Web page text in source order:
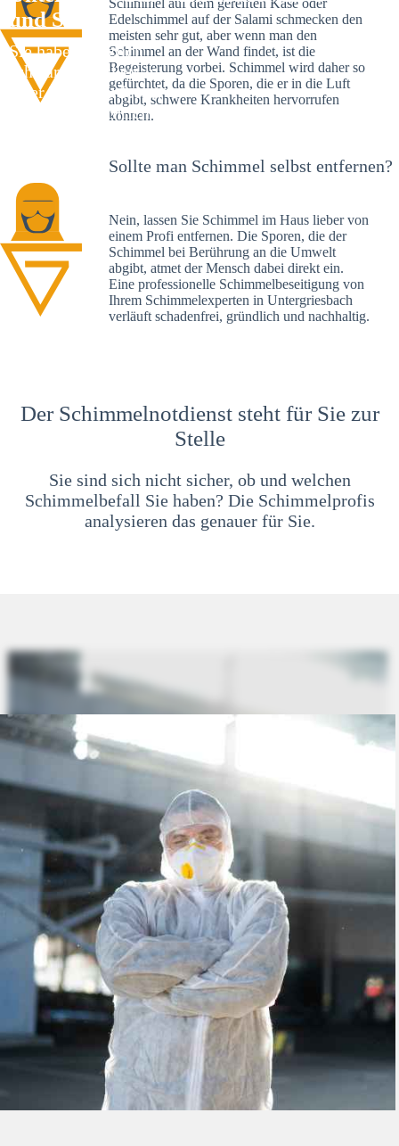
und Stelle
Sie haben kürzlich
schwarze Flecken an
Ihrer Wand entdeckt?
Schlechte Nachrichten:
Edelschimmel auf der Salami schmecken den
meisten sehr gut, aber wenn man den
Schimmel an der Wand findet, ist die
Begeisterung vorbei. Schimmel wird daher so
gefürchtet, da die Sporen, die er in die Luft
abgibt, schwere Krankheiten hervorrufen
können.
Sollte man Schimmel selbst entfernen?
Nein, lassen Sie Schimmel im Haus lieber von
einem Profi entfernen. Die Sporen, die der
Schimmel bei Berührung an die Umwelt
abgibt, atmet der Mensch dabei direkt ein.
Eine professionelle Schimmelbeseitigung von
Ihrem Schimmelexperten in Untergriesbach
verläuft schadenfrei, gründlich und nachhaltig.
Der Schimmelnotdienst steht für Sie zur
Stelle
Sie sind sich nicht sicher, ob und welchen
Schimmelbefall Sie haben? Die Schimmelprofis
analysieren das genauer für Sie.